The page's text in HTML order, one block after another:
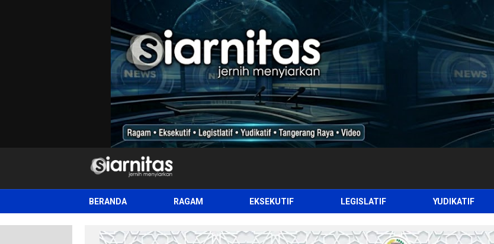
siarnitas
Jernih Menyiarkan
BERANDA RAGAM EKSEKUTIF LEGISLATIF YUDIKATIF